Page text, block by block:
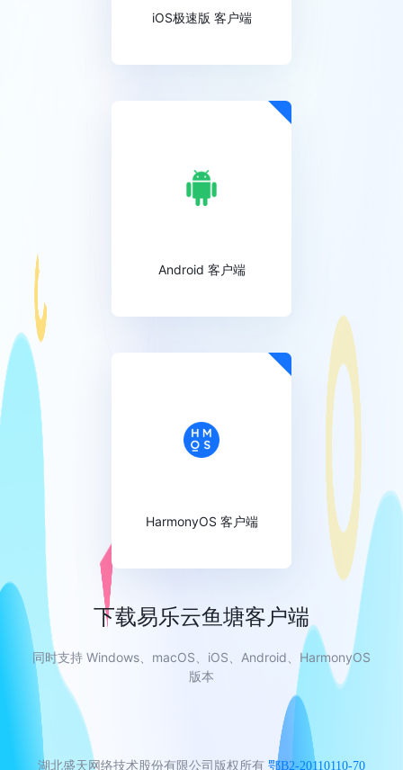
iOS极速版 客户端
Android 客户端
HarmonyOS 客户端
下载易乐云鱼塘客户端
同时支持 Windows、macOS、iOS、Android、HarmonyOS
版本
湖北盛天网络技术股份有限公司版权所有 鄂B2-20110110-70